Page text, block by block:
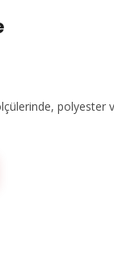
polyester